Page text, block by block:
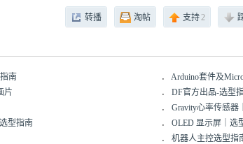
转播 淘帖 支持2
南 ． Arduino套件及
片 ． DF官方出品-选型
． Gravity心率传感器
型指南 ． OLED 显示屏｜选
． 机器人主控选型指